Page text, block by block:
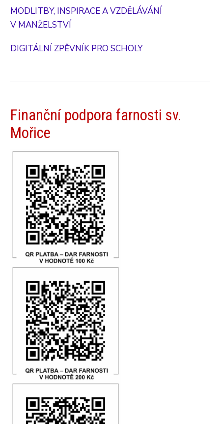
MODLITBY, INSPIRACE A VZDĚLÁVÁNÍ
V MANŽELSTVÍ
DIGITÁLNÍ ZPĚVNÍK PRO SCHOLY
Finanční podpora farnosti sv.
Mořice